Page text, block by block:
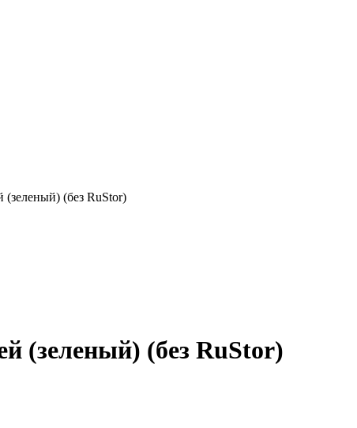
(без RuStor)
(зеленый) (без RuStor)